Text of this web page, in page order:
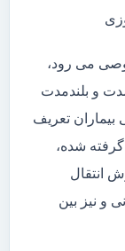
می رود،
و بلندمدت
بیماران تعریف
شده،
انتقال
و نیز بین